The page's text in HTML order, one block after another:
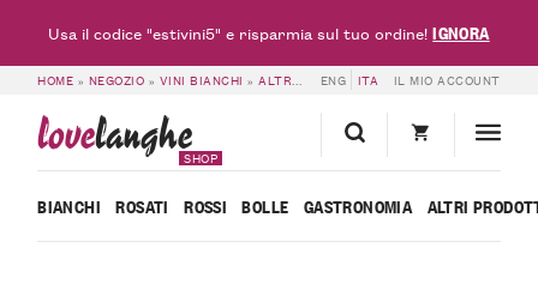
HOME » NEGOZIO » VINI BIANCHI »ALTRI BIANCHI »PIEMONTE DOC
ENG ITA IL MIO ACCOUNT
lovelanghe
SHOP
BIANCHI ROSATI ROSSI BOLLE GASTRONOMIA ALTRI
Usa il codice "estivini5" e risparmia sul tuo ordine!IGNORA